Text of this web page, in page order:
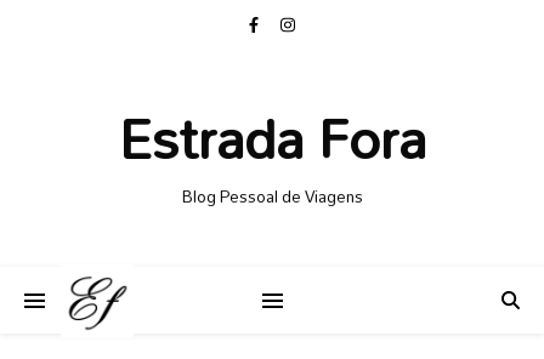
Estrada Fora
Blog Pessoal de Viagens